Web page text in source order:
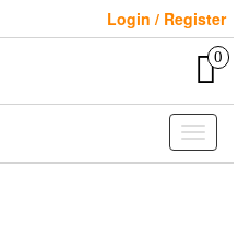
Login / Register
0
Toggle